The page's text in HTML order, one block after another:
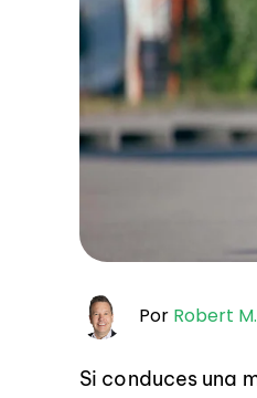
Por Robert
Si conduces una